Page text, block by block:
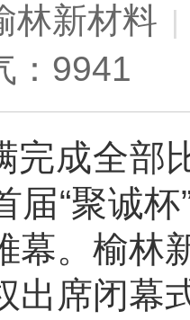
林新材料 |
：9941
完成全部
届“聚诚
幕。榆林
出席闭幕